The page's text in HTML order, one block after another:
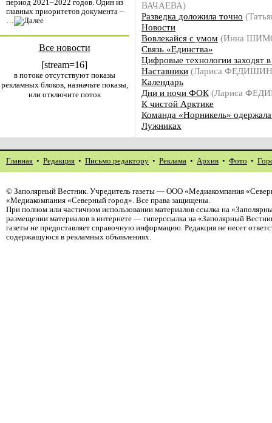
период 2021–2022 годов. Один из
главных приоритетов документа –
…
Все новости
[stream=16]
в потоке отсутствуют показы
рекламных блоков, назначьте показы,
или отключите поток
ВАЧАЕВА)
Разведка доложила точно
Новости
Вовлекайся с умом (Инна
Связь «Единства»
Цифровые технологии заходят
Наставники (Лариса
Календарь
Дни и ночи ФОК (Лариса
К чистой Арктике
Команда «Норникель»
Лужниках
Главная • Редакция • Письмо редактору • Реклама • Архив • Фото •
© Заполярный Вестник. Учредитель газеты — ООО «Медиакомпания
«Медиакомпания «Северный город». Все права защищены.
При полном или частичном использовании материалов ссылка на
размещении материалов в интернете — гиперссылка на «Заполярный
газеты не предоставляет справочную информацию. Редакция не несет
содержащуюся в рекламных объявлениях.